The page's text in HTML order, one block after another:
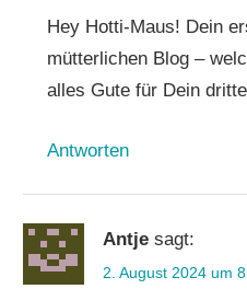
Hey Hotti-Maus! Dein
mütterlichen Blog –
alles Gute für Dein
Antworten
Antje sagt:
2. August 2024 um